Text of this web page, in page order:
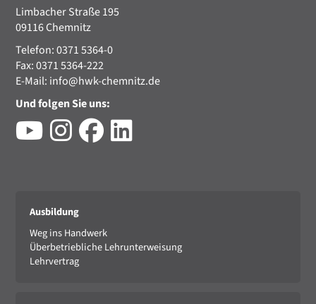
Limbacher Straße 195
09116 Chemnitz
Telefon: 0371 5364-0
Fax: 0371 5364-222
E-Mail: info@hwk-chemnitz.de
Und folgen Sie uns:
Ausbildung
Weg ins Handwerk
Überbetriebliche Lehrunterweisung
Lehrvertrag